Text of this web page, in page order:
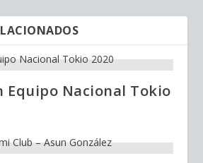
Equipo Nacional Tokio